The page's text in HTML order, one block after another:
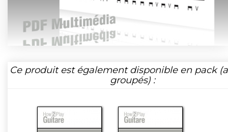
Ce produit est également disponible en pack
groupés) :